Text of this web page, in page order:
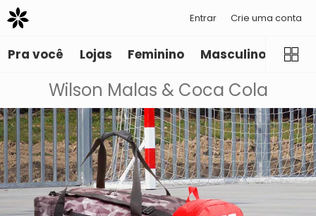
Entrar Crie uma conta
Pra você Lojas Feminino Masculino
Wilson Malas & Coca Cola